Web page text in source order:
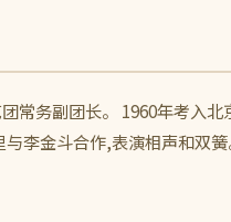
常务副团长。 1960年考入
李金斗合作,表演相声和双